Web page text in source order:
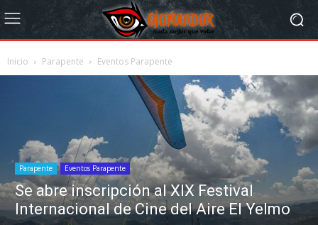
Inicio Parapente Eventos Parapente
Parapente Eventos Parapente
Se abre inscripción al XIX Festival
Internacional de Cine del Aire El Yelmo